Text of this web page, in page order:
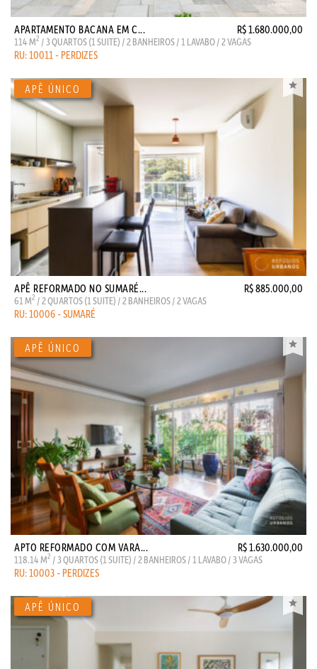
APARTAMENTO BACANA EM C... R$ 1.680.000,00
114 M2 / 3 QUARTOS (1 SUITE) / 2 BANHEIROS / 1 LAVABO / 2 VAGAS
RU: 10011 - PERDIZES
APÊ REFORMADO NO SUMARÉ... R$ 885.000,00
61 M2 / 2 QUARTOS (1 SUITE) / 2 BANHEIROS / 2 VAGAS
RU: 10006 - SUMARÉ
APTO REFORMADO COM VARA... R$ 1.630.000,00
118.14 M2 / 3 QUARTOS (1 SUITE) / 2 BANHEIROS / 1 LAVABO / 3 VAGAS
RU: 10003 - PERDIZES